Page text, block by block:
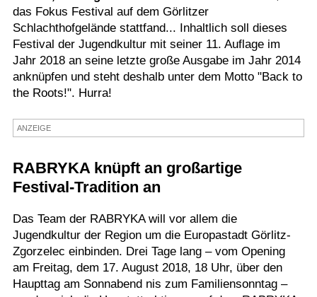
Service
Verkehr
Gesundheit
Kultur
Termine
das Fokus Festival auf dem Görlitzer
Schlachthofgelände stattfand... Inhaltlich soll dieses
Festival der Jugendkultur mit seiner 11. Auflage im
Jahr 2018 an seine letzte große Ausgabe im Jahr 2014
anknüpfen und steht deshalb unter dem Motto "Back to
the Roots!". Hurra!
ANZEIGE
RABRYKA knüpft an großartige
Festival-Tradition an
Das Team der RABRYKA will vor allem die
Jugendkultur der Region um die Europastadt Görlitz-
Zgorzelec einbinden. Drei Tage lang – vom Opening
am Freitag, dem 17. August 2018, 18 Uhr, über den
Haupttag am Sonnabend nis zum Familiensonntag –